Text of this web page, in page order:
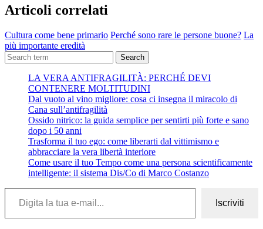
Articoli correlati
Cultura come bene primario Perché sono rare le persone buone? La
più importante eredità
Search
LA VERA ANTIFRAGILITÀ: PERCHÉ DEVI
CONTENERE MOLTITUDINI
Dal vuoto al vino migliore: cosa ci insegna il miracolo di
Cana sull’antifragilità
Ossido nitrico: la guida semplice per sentirti più forte e sano
dopo i 50 anni
Trasforma il tuo ego: come liberarti dal vittimismo e
abbracciare la vera libertà interiore
Come usare il tuo Tempo come una persona scientificamente
intelligente: il sistema Dis/Co di Marco Costanzo
Digita la tua e-mail...
Iscriviti